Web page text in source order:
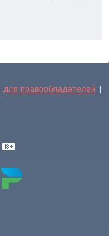
для правообладателей |